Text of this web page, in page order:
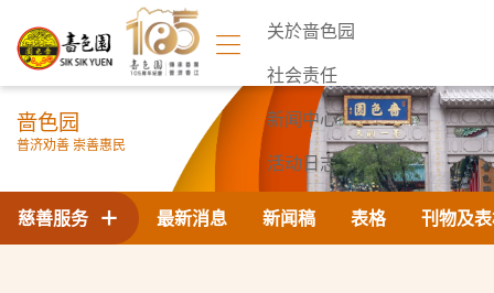
关於啬色园
社会责任
新闻中心
活动日志
联络我们
啬色园
普济劝善 崇善惠民
最新消息 新闻稿 表格 刊物及
慈善服务